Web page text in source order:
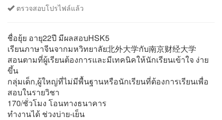
ตรวจสอบโปรไฟล์แล้ว
ชื่อยุ้ย อายุ22ปี มีผลสอบHSK5
เรียนภาษาจีนจากมหวิทยาลัย北外大学กับ南京财经大学
สอนตามที่ผู้เรียนต้องการและมีเทคนิคให้นักเรียนเข้าใจ ง่าย
ขึ้น
กลุ่มเด็ก,ผู้ใหญ่ที่ไม่มีพื้นฐานหรือนักเรียนที่ต้องการเรียนเพื่อ
สอบในรายวิชา
170/ชั่วโมง โอนทางธนาคาร
ทำงานได้ ช่วงบ่าย-เย็น